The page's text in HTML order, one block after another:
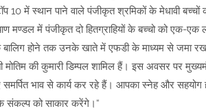
10 में स्थान पाने वाले पंजीकृत श्रमिकों के मेधावी बच्चों
मण्डल में पंजीकृत दो हितग्राहियों के बच्चो को एक-
होने तक उनके खाते में एफडी के माध्यम से जमा
मोतिम की कुमारी डिम्पल शामिल हैं। इस अवसर पर
भाव से कार्य कर रहे हैं। आपका स्नेह और सहयोग
संकल्प को साकार करेंगे।“